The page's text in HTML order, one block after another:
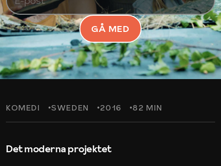
GÅ MED
KOMEDI SWEDEN 2016 82 MIN
Det moderna projektet